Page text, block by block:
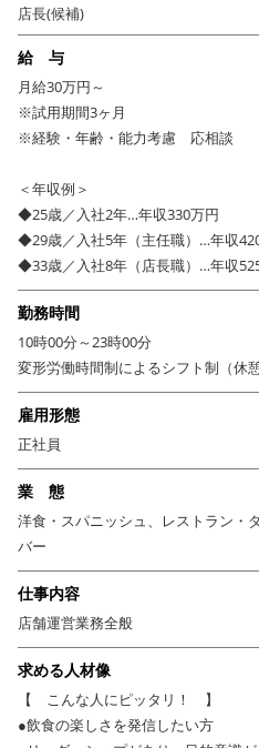
担します。自分に必要な知識とスキル
が、サッポロライオンの魅力です。
マネジメントスキルもノウハウも、
もの。重視するのは、チャレンジ精
を叶えたい方、お待ちしています。
店長(候補)
給 与
月給30万円～
※試用期間3ヶ月
※経験・年齢・能力考慮 応相談
＜年収例＞
◆25歳／入社2年…年収330万円
◆29歳／入社5年（主任職）…年収
◆33歳／入社8年（店長職）…年収
勤務時間
10時00分～23時00分
変形労働時間制によるシフト制（休
雇用形態
正社員
業 態
洋食・スパニッシュ、レストラン・
バー
仕事内容
店舗運営業務全般
求める人材像
【 こんな人にピッタリ！ 】
●飲食の楽しさを発信したい方